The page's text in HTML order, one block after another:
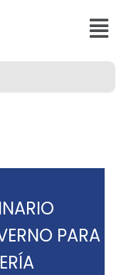
Menú
PARA